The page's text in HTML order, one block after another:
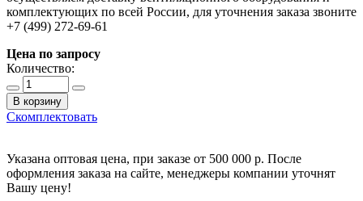
комплектующих по всей России, для уточнения заказа звоните
+7 (499) 272-69-61
Цена по запросу
Количество:
В корзину
Скомплектовать
Указана оптовая цена, при заказе от 500 000 р. После
оформления заказа на сайте, менеджеры компании уточнят
Вашу цену!